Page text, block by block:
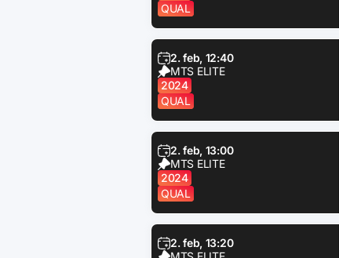
QUAL
2. feb, 12:40
MTS ELITE
2024
QUAL
2. feb, 13:00
MTS ELITE
2024
QUAL
2. feb, 13:20